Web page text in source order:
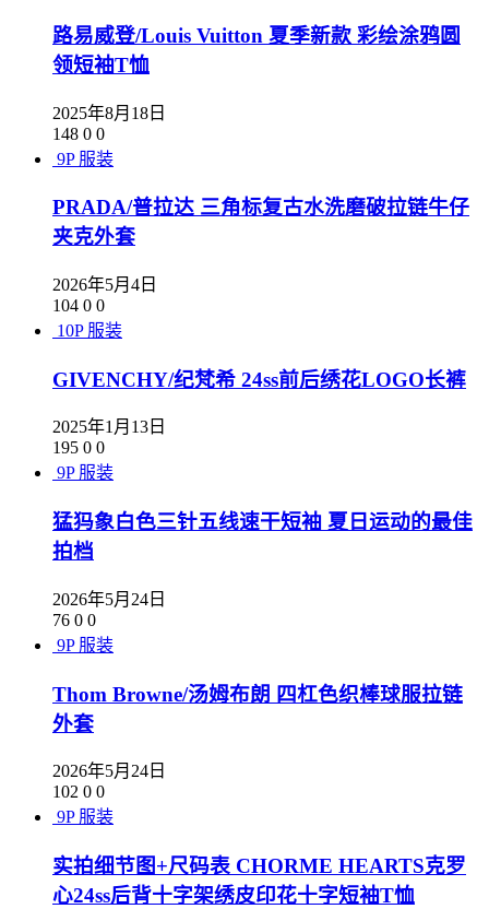
路易威登/Louis Vuitton 夏季新款 彩绘涂鸦圆
领短袖T恤
2025年8月18日
148 0 0
9P 服装
PRADA/普拉达 三角标复古水洗磨破拉链牛仔
夹克外套
2026年5月4日
104 0 0
10P 服装
GIVENCHY/纪梵希 24ss前后绣花LOGO长裤
2025年1月13日
195 0 0
9P 服装
猛犸象白色三针五线速干短袖 夏日运动的最佳
拍档
2026年5月24日
76 0 0
9P 服装
Thom Browne/汤姆布朗 四杠色织棒球服拉链
外套
2026年5月24日
102 0 0
9P 服装
实拍细节图+尺码表 CHORME HEARTS克罗
心24ss后背十字架绣皮印花十字短袖T恤